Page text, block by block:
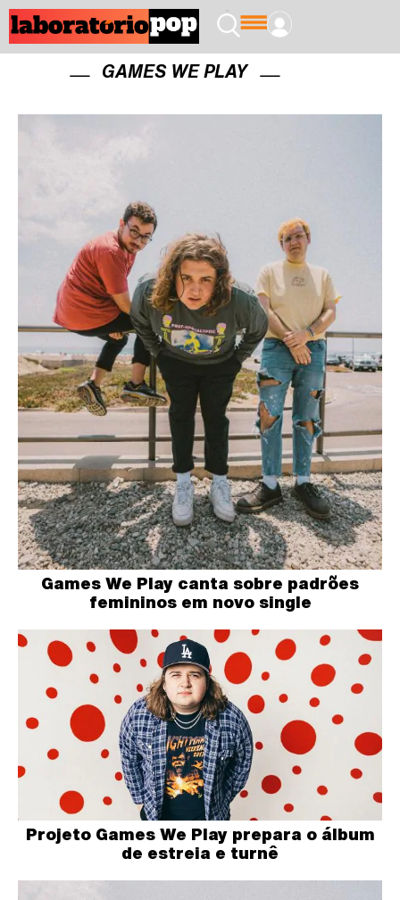
GAMES WE PLAY
Games We Play canta sobre padrões
femininos em novo single
Projeto Games We Play prepara o álbum
de estreia e turnê